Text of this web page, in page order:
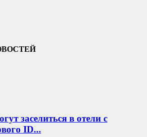
заселиться в отели с
ID...